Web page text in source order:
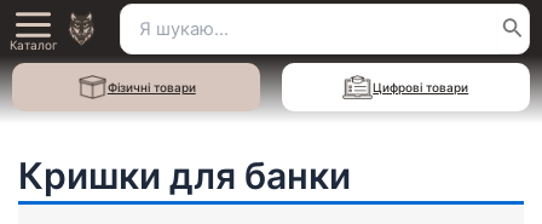
Перейти
до
вмісту
Main
Menu
Каталог
Пошук
для:
Фізичні товари Цифрові товари
Кришки для банки